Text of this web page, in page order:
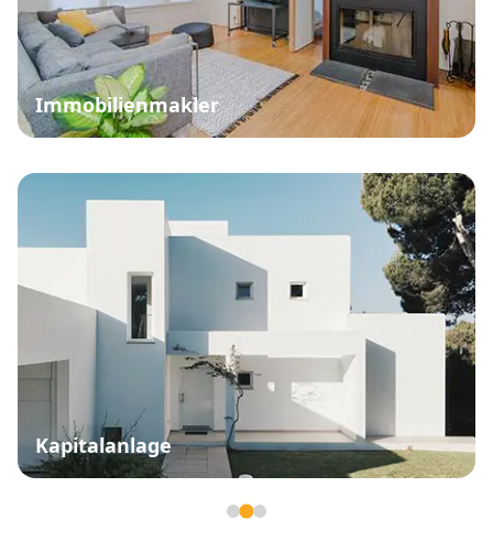
Immobilienmakler
Kapitalanlage